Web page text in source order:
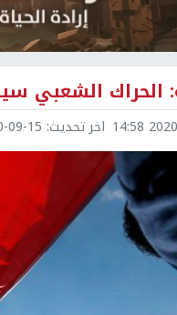
الحراك الشعبي
2020- اخر تحديث: 15 15:13